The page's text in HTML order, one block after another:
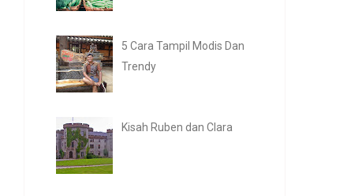
5 Cara Tampil Modis Dan
Trendy
Kisah Ruben dan Clara